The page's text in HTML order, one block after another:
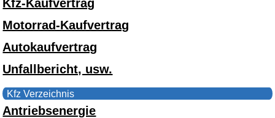
Kfz-Kaufvertrag
Motorrad-Kaufvertrag
Autokaufvertrag
Unfallbericht, usw.
Kfz Verzeichnis
Antriebsenergie